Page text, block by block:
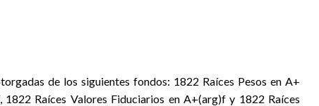
de los siguientes fondos: 1822 Raíces Pesos en A+
Raíces Valores Fiduciarios en A+(arg)f y 1822 Raíces